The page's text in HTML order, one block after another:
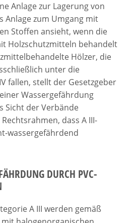
Anlage zur Lagerung von
Anlage zum Umgang mit
Stoffen ansieht, wenn die
Holzschutzmitteln behandelt
Hölzer, die
unter die
fallen, stellt der Gesetzgeber
Wassergefährdung
Sicht der Verbände
dass A III-
wassergefährdend
DURCH PVC-
A III werden gemäß